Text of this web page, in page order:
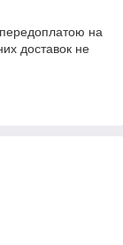
на
доставок не